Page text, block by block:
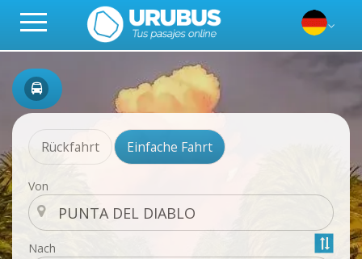
Rückfahrt Einfache Fahrt
Von
Nach